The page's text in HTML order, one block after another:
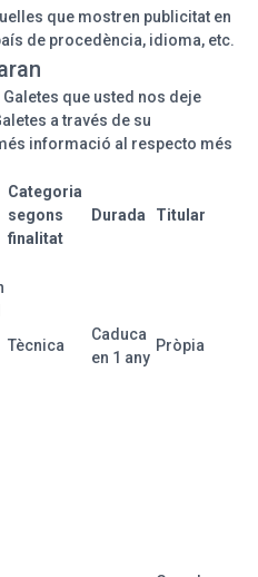
que mostren publicitat en
de procedència, idioma, etc.
que usted nos deje
a través de su
informació al respecto més
Categoria
segons
finalitat
Durada Titular
Tècnica
Caduca
en 1 any
Pròpia